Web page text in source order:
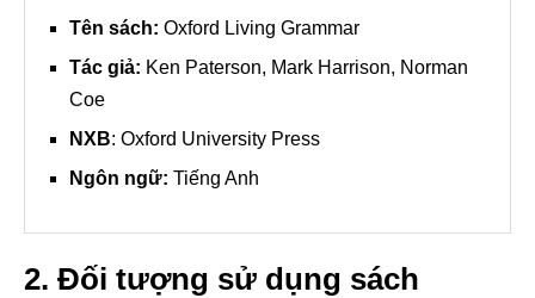
Tên sách: Oxford Living Grammar
Tác giả: Ken Paterson, Mark Harrison, Norman
Coe
NXB: Oxford University Press
Ngôn ngữ: Tiếng Anh
2. Đối tượng sử dụng sách